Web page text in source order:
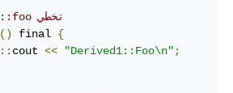
// Base::foo تخطي
() final {
:: cout << "Derived1::Foo\n" ;